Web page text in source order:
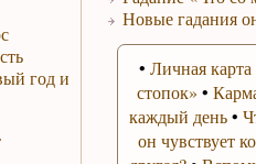
год и
Новые гадания
• Личная
стопок» •
каждый день•
он чувствует